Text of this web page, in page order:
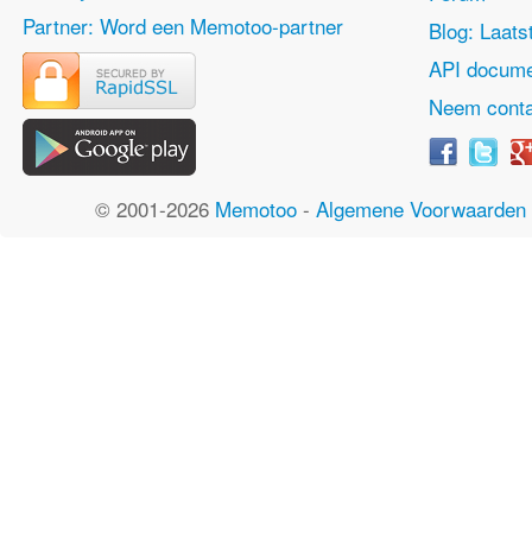
Partner: Word een Memotoo-partner
Blog:
API
Neem
© 2001-2026 Memotoo - Algemene Voorwaarden